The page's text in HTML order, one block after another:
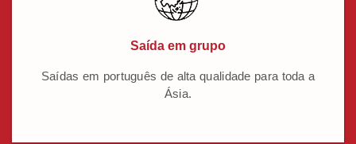
Saída em grupo
Saídas em português de alta qualidade para toda a
Ásia.